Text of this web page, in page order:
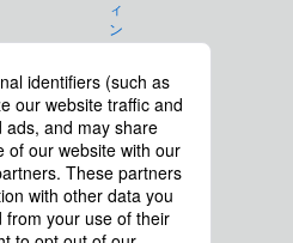
免責事項